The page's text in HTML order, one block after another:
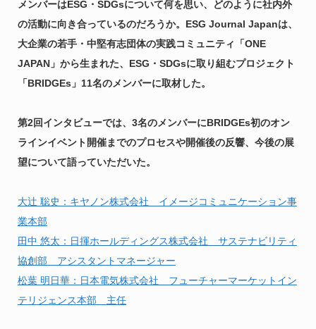
メンバーはESG・SDGsについて何を思い、どのように社内外
の活動に向き合っているのだろうか。ESG Journal Japanは、
大企業の若手・中堅有志団体の実践コミュニティ「ONE
JAPAN」から生まれた、ESG・SDGsに取り組むプロジェクト
「BRIDGEs」11名のメンバーに取材した。
第2回インタビューでは、3名のメンバーにBRIDGEs初のオン
ラインイベント開催までのプロセスや開催後の反響、今後の展
望について語っていただいた。
大辻 聡史：キヤノン株式会社 イメージコミュニケーション事
業本部
田中 悠太：日揮ホールディングス株式会社 サステナビリティ
協創部 アシスタントマネージャー
松葉 明日華：日本電気株式会社 フューチャーマーケットイン
テリジェンス本部 主任